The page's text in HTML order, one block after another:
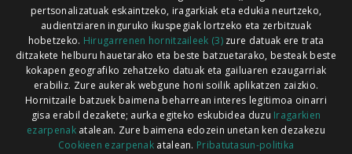
Codesyntaxek garatua
pertsonalizatuak eskaintzeko, iragarkiak eta edukia neurtzeko,
audientziaren inguruko ikuspegiak lortzeko eta zerbitzuak
hobetzeko. Hirugarrenen hornitzaileek (3)zure datuak ere trata
ditzakete helburu hauetarako eta beste batzuetarako, besteak beste
kokapen geografiko zehatzeko datuak eta gailuaren ezaugarriak
erabiliz. Zure aukerak webgune honi soilik aplikatzen zaizkio.
Hornitzaile batzuek baimena beharrean interes legitimoa oinarri
gisa erabil dezakete; aurka egiteko eskubidea duzu Iragarkien
ezarpenakatalean. Zure baimena edozein unetan ken dezakezu
Cookieen ezarpenak atalean. Pribatutasun-politika